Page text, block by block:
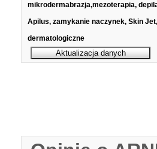
mikrodermabrazja,mezoterapia,
Apilus, zamykanie naczynek, Skin
dermatologiczne